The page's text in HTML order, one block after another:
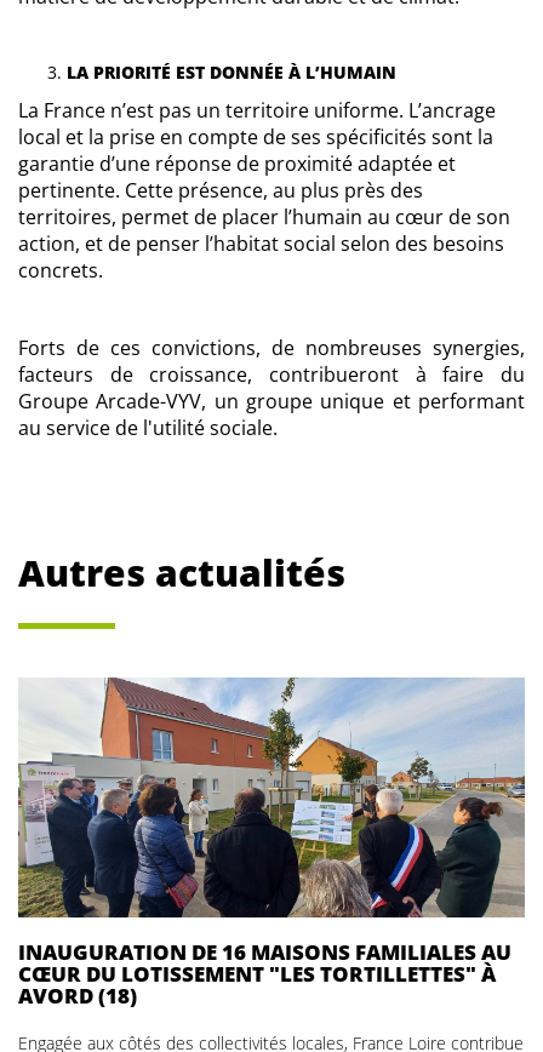
LA PRIORITÉ EST DONNÉE À L’HUMAIN
La France n’est pas un territoire uniforme. L’ancrage
local et la prise en compte de ses spécificités sont la
garantie d’une réponse de proximité adaptée et
pertinente. Cette présence, au plus près des
territoires, permet de placer l’humain au cœur de son
action, et de penser l’habitat social selon des besoins
concrets.
Forts de ces convictions, de nombreuses synergies,
facteurs de croissance, contribueront à faire du
Groupe Arcade-VYV, un groupe unique et performant
au service de l'utilité sociale.
Autres actualités
INAUGURATION DE 16 MAISONS FAMILIALES AU
CŒUR DU LOTISSEMENT "LES TORTILLETTES" À
AVORD (18)
Engagée aux côtés des collectivités locales, France Loire contribue